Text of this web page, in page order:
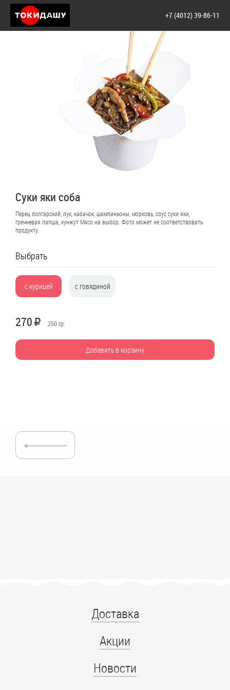
+7 (4012) 39-86-11
Суки яки соба
Перец болгарский, лук, кабачок, шампиньоны, морковь, соус суки яки,
гречневая лапша, кунжут Мясо на выбор. Фото может не соответствовать
продукту.
Выбрать
с курицей с говядиной
270R 250гр.
Добавить в корзину
Доставка
Акции
Новости